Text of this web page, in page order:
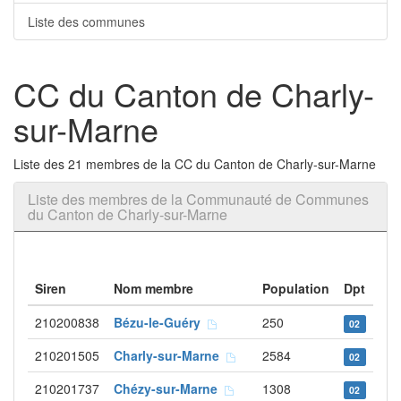
Liste des communes
CC du Canton de Charly-
sur-Marne
Liste des 21 membres de la CC du Canton de Charly-sur-Marne
Liste des membres de la Communauté de Communes
du Canton de Charly-sur-Marne
Siren Nom membre Population
Dpt
210200838
Bézu-le-Guéry 250 02
210201505 Charly-sur-Marne 2584 02
210201737 Chézy-sur-Marne 1308 02